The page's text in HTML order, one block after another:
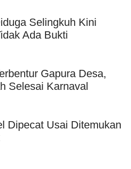
Selingkuh Kini
Ada Bukti
Gapura Desa,
Selesai Karnaval
Dipecat Usai Ditemukan